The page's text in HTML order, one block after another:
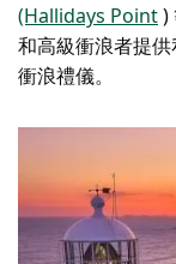
(Hallidays Point)
和高級衝浪者提
衝浪禮儀。